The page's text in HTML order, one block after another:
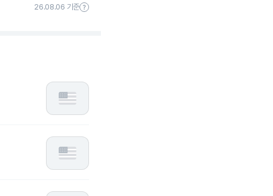
26.08.06 기준